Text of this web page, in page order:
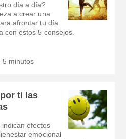
día a día?
a crear una
afrontar tu día
con estos 5 consejos.
5 minutos
ti las
efectos
emocional